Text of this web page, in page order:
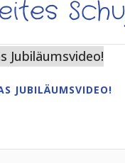
JUBILÄUMSVIDEO!